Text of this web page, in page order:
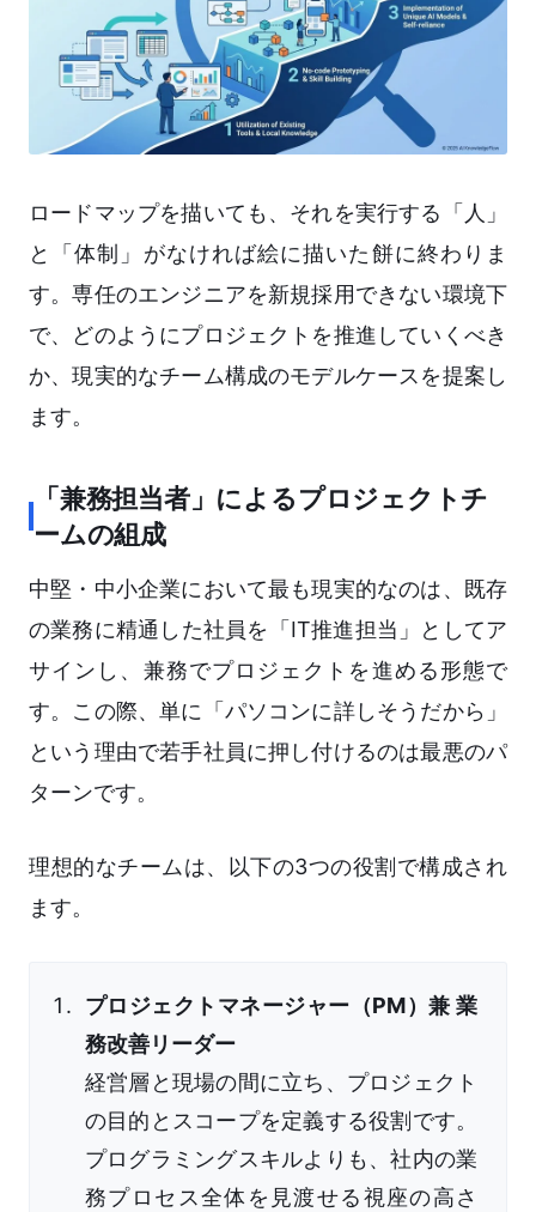
ロードマップを描いても、それを実行する「人」
と「体制」がなければ絵に描いた餅に終わりま
す。専任のエンジニアを新規採用できない環境下
で、どのようにプロジェクトを推進していくべき
か、現実的なチーム構成のモデルケースを提案し
ます。
「兼務担当者」によるプロジェクトチ
ームの組成
中堅・中小企業において最も現実的なのは、既存
の業務に精通した社員を「IT推進担当」としてア
サインし、兼務でプロジェクトを進める形態で
す。この際、単に「パソコンに詳しそうだから」
という理由で若手社員に押し付けるのは最悪のパ
ターンです。
理想的なチームは、以下の3つの役割で構成され
ます。
プロジェクトマネージャー（PM）兼 業
務改善リーダー
経営層と現場の間に立ち、プロジェクト
の目的とスコープを定義する役割です。
プログラミングスキルよりも、社内の業
務プロセス全体を見渡せる視座の高さ